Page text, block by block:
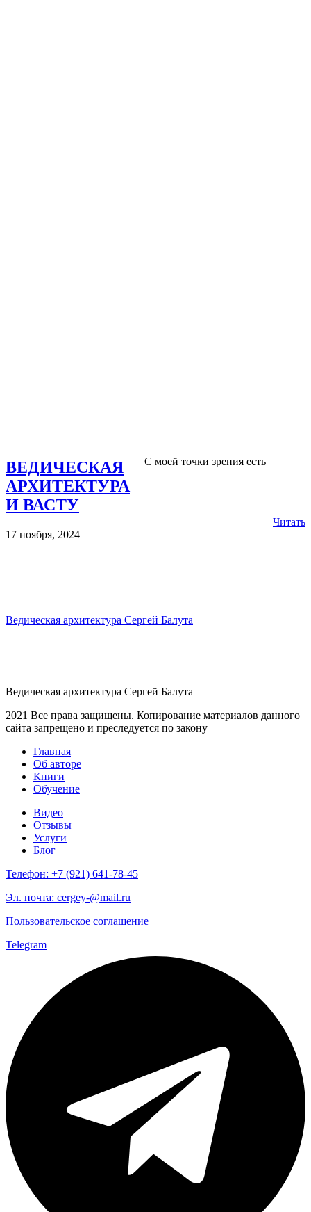
ВЕДИЧЕСКАЯ
АРХИТЕКТУРА
И ВАСТУ
С моей точки зрения есть
Читать
17 ноября, 2024
Ведическая архитектура Сергей Балута
Ведическая архитектура Сергей Балута
2021 Все права защищены. Копирование материалов данного
сайта запрещено и преследуется по закону
Главная
Об авторе
Книги
Обучение
Видео
Отзывы
Услуги
Блог
Телефон: +7 (921) 641-78-45
Эл. почта: cergey‑@mail.ru
Пользовательское соглашение
Telegram